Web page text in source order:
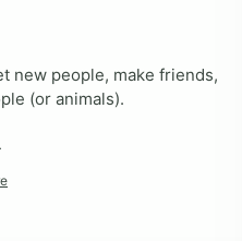
new people, make friends,
(or animals).